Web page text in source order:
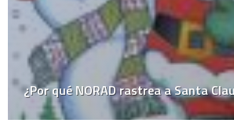
¿Por qué NORAD rastrea a Santa